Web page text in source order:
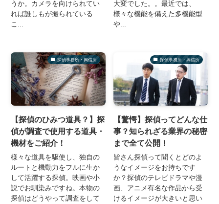
うか。カメラを向けられてい
れば誰しもが撮られている
こ...
大変でした。。最近では、
様々な機能を備えた多機能型
や...
探偵事務所・興信所
【探偵のひみつ道具？】探
偵が調査で使用する道具・
機材をご紹介！
様々な道具を駆使し、独自の
ルートと機動力をフルに生か
して活躍する探偵。映画や小
説でお馴染みですね。本物の
探偵はどうやって調査をして
探偵事務所・興信所
【驚愕】探偵ってどんな仕
事？知られざる業界の秘密
まで全て公開！
皆さん探偵って聞くとどのよ
うなイメージをお持ちです
か？探偵のテレビドラマや漫
画、アニメ有名な作品から受
けるイメージが大きいと思い